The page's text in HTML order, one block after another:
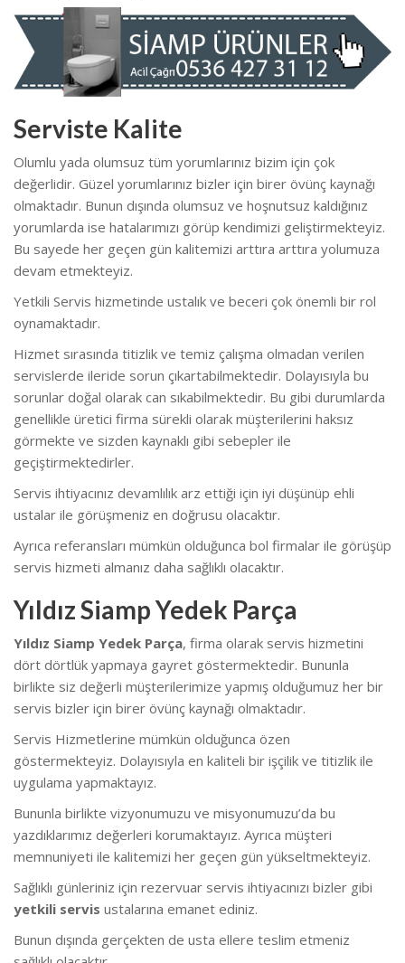
Serviste Kalite
Olumlu yada olumsuz tüm yorumlarınız bizim için çok
değerlidir. Güzel yorumlarınız bizler için birer övünç kaynağı
olmaktadır. Bunun dışında olumsuz ve hoşnutsuz kaldığınız
yorumlarda ise hatalarımızı görüp kendimizi geliştirmekteyiz.
Bu sayede her geçen gün kalitemizi arttıra arttıra yolumuza
devam etmekteyiz.
Yetkili Servis hizmetinde ustalık ve beceri çok önemli bir rol
oynamaktadır.
Hizmet sırasında titizlik ve temiz çalışma olmadan verilen
servislerde ileride sorun çıkartabilmektedir. Dolayısıyla bu
sorunlar doğal olarak can sıkabilmektedir. Bu gibi durumlarda
genellikle üretici firma sürekli olarak müşterilerini haksız
görmekte ve sizden kaynaklı gibi sebepler ile
geçiştirmektedirler.
Servis ihtiyacınız devamlılık arz ettiği için iyi düşünüp ehli
ustalar ile görüşmeniz en doğrusu olacaktır.
Ayrıca referansları mümkün olduğunca bol firmalar ile görüşüp
servis hizmeti almanız daha sağlıklı olacaktır.
Yıldız Siamp Yedek Parça
Yıldız Siamp Yedek Parça, firma olarak servis hizmetini
dört dörtlük yapmaya gayret göstermektedir. Bununla
birlikte siz değerli müşterilerimize yapmış olduğumuz her bir
servis bizler için birer övünç kaynağı olmaktadır.
Servis Hizmetlerine mümkün olduğunca özen
göstermekteyiz. Dolayısıyla en kaliteli bir işçilik ve titizlik ile
uygulama yapmaktayız.
Bununla birlikte vizyonumuzu ve misyonumuzu’da bu
yazdıklarımız değerleri korumaktayız. Ayrıca müşteri
memnuniyeti ile kalitemizi her geçen gün yükseltmekteyiz.
Sağlıklı günleriniz için rezervuar servis ihtiyacınızı bizler gibi
yetkili servis ustalarına emanet ediniz.
Bunun dışında gerçekten de usta ellere teslim etmeniz